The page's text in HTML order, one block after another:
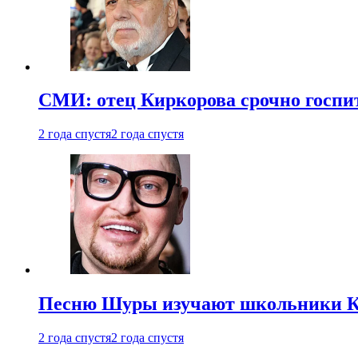
СМИ: отец Киркорова срочно
2 года спустя2 года спустя
Песню Шуры изучают школьники
2 года спустя2 года спустя